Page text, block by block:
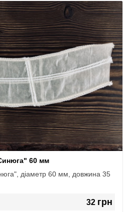
60 мм
діаметр 60 мм, довжина 35
32 грн